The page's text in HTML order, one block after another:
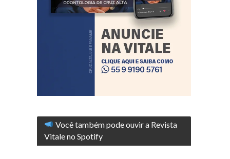
Você também pode ouvir a Revista
Vitale no Spotify